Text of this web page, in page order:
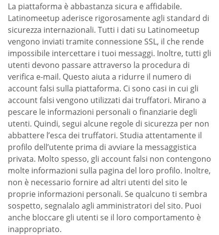
La piattaforma è abbastanza sicura e affidabile.
Latinomeetup aderisce rigorosamente agli standard di
sicurezza internazionali. Tutti i dati su Latinomeetup
vengono inviati tramite connessione SSL, il che rende
impossibile intercettare i tuoi messaggi. Inoltre, tutti gli
utenti devono passare attraverso la procedura di
verifica e-mail. Questo aiuta a ridurre il numero di
account falsi sulla piattaforma. Ci sono casi in cui gli
account falsi vengono utilizzati dai truffatori. Mirano a
pescare le informazioni personali o finanziarie degli
utenti. Quindi, segui alcune regole di sicurezza per non
abbattere l’esca dei truffatori. Studia attentamente il
profilo dell’utente prima di avviare la messaggistica
privata. Molto spesso, gli account falsi non contengono
molte informazioni sulla pagina del loro profilo. Inoltre,
non è necessario fornire ad altri utenti del sito le
proprie informazioni personali. Se qualcuno ti sembra
sospetto, segnalalo agli amministratori del sito. Puoi
anche bloccare gli utenti se il loro comportamento è
inappropriato.